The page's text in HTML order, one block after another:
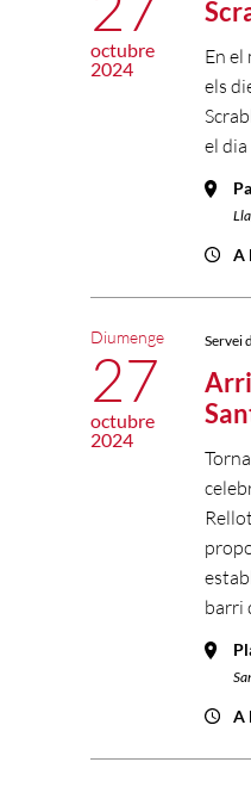
En el
els
el
A
octubre
2024
Servei
barri
A
Diumenge
27
octubre
2024